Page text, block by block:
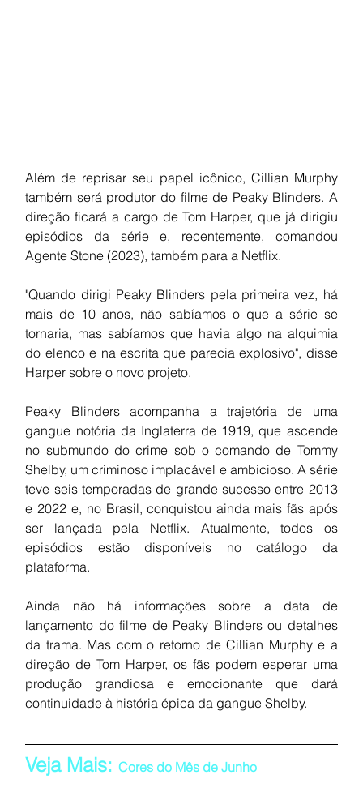
Além de reprisar seu papel icônico, Cillian Murphy
também será produtor do filme de Peaky Blinders. A
direção ficará a cargo de Tom Harper, que já dirigiu
episódios da série e, recentemente, comandou
Agente Stone (2023), também para a Netflix.
"Quando dirigi Peaky Blinders pela primeira vez, há
mais de 10 anos, não sabíamos o que a série se
tornaria, mas sabíamos que havia algo na alquimia
do elenco e na escrita que parecia explosivo", disse
Harper sobre o novo projeto.
Peaky Blinders acompanha a trajetória de uma
gangue notória da Inglaterra de 1919, que ascende
no submundo do crime sob o comando de Tommy
Shelby, um criminoso implacável e ambicioso. A série
teve seis temporadas de grande sucesso entre 2013
e 2022 e, no Brasil, conquistou ainda mais fãs após
ser lançada pela Netflix. Atualmente, todos os
episódios estão disponíveis no catálogo da
plataforma.
Ainda não há informações sobre a data de
lançamento do filme de Peaky Blinders ou detalhes
da trama. Mas com o retorno de Cillian Murphy e a
direção de Tom Harper, os fãs podem esperar uma
produção grandiosa e emocionante que dará
continuidade à história épica da gangue Shelby.
Veja Mais: Cores do Mês de Junho